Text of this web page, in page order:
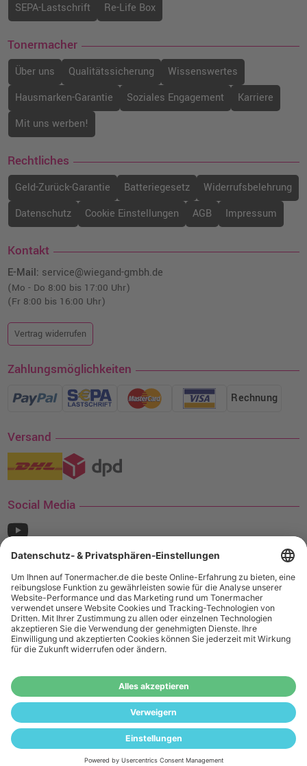
SEPA-Lastschrift
Re-Life Box
Tonermacher
Über uns Qualitätssicherung
Wissenswertes
Hausmarken-Garantie
Soziales Engagement
Karriere
Mit uns werben!
Rechtliches
Geld-Zurück-Garantie Batteriegesetz
Widerrufsbelehrung
Datenschutz
Cookie Einstellungen AGB Impressum
Kontakt
E-Mail: service@wiegand-gmbh.de
(Mo - Do 8:00 bis 17:00 Uhr)
(Fr 8:00 bis 16:00 Uhr)
Vertrag widerrufen
Zahlungsmöglichkeiten
Rechnung
Versand
Social Media
¹ Nur gültig für den Versand innerhalb Deutschlands. Befindet sich ein Warenwert
von mindestens 35€ (inkl. Mwst.) an Ampertec Artikeln in Ihrem Warenkorb, ist der
Versand für Sie kostenfrei.
Das Angebot von tonermacher.de richtet sich
nicht an Wiederverkäufer. Wenn Sie Wiederverkäufer sind,
registrieren Sie sich bitte in unserem Händler-Portal
www.tonerhersteller.de